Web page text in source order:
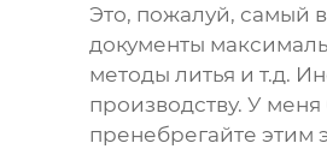
Это, пожалуй, самый
документы
методы литья и т.д.
производству. У
пренебрегайте этим